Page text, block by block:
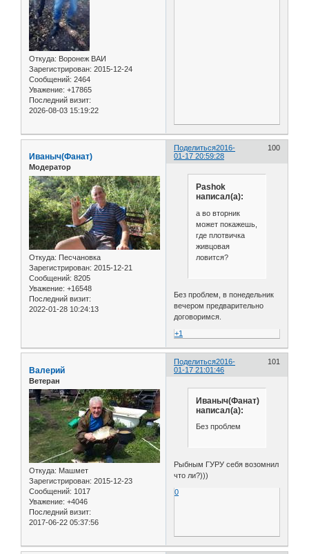
Откуда: Воронеж ВАИ
Зарегистрирован: 2015-12-24
Сообщений: 2464
Уважение: +17865
Последний визит:
2026-08-03 15:19:22
Поделиться 100
2016-
01-17 20:59:28
Иваныч(Фанат)
Модератор
Откуда: Песчановка
Зарегистрирован: 2015-12-21
Сообщений: 8205
Уважение: +16548
Последний визит:
2022-01-28 10:24:13
Pashok
написал(а):
а во вторник
может покажешь,
где плотвичка
живцовая
ловится?
Без проблем, в понедельник
вечером предварительно
договоримся.
+1
Поделиться 101
2016-
01-17 21:01:46
Валерий
Ветеран
Откуда: Машмет
Зарегистрирован: 2015-12-23
Сообщений: 1017
Уважение: +4046
Последний визит:
2017-06-22 05:37:56
Иваныч(Фанат)
написал(а):
Без проблем
Рыбным ГУРУ себя возомнил
что ли?)))
0